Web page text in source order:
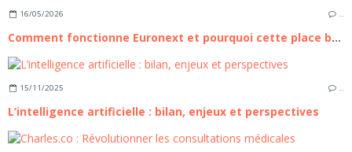
16/05/2026 …
Comment fonctionne Euronext et pourquoi cette place boursière compte pour les investisseurs européens
15/11/2025 …
L’intelligence artificielle : bilan, enjeux et perspectives